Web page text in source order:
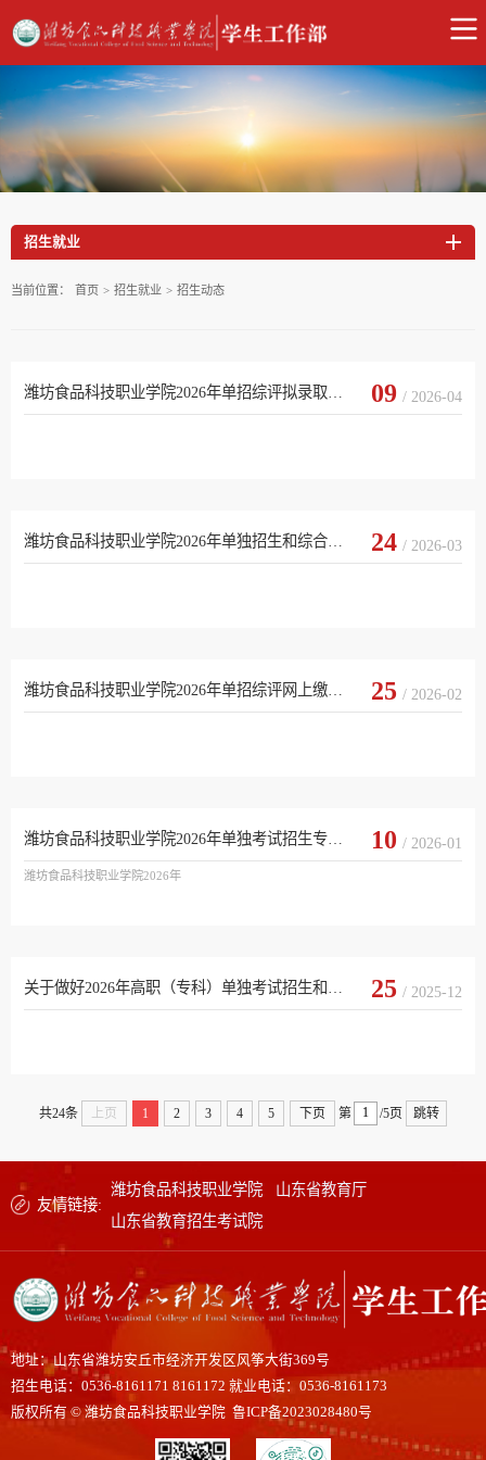
招生就业
当前位置： 首页 > 招生就业 > 招生动态
潍坊食品科技职业学院2026年单招综评拟录取结果查询通知 09 / 2026-04
潍坊食品科技职业学院2026年单独招生和综合评价招生考试成绩查询通知 24 / 2026-03
潍坊食品科技职业学院2026年单招综评网上缴费及准考证打印通知 25 / 2026-02
潍坊食品科技职业学院2026年单独考试招生专业对应春季统一考试专业类别 10 / 2026-01
潍坊食品科技职业学院2026年
25 / 2025-12
共24条 上页 1 2 3 4 5 下页 第 /5页 跳转
友情链接:
潍坊食品科技职业学院
山东省教育厅
山东省教育招生考试院
地址：山东省潍坊安丘市经济开发区风筝大街369号
招生电话：0536-8161171 8161172 就业电话：0536-8161173
版权所有 © 潍坊食品科技职业学院 鲁ICP备2023028480号